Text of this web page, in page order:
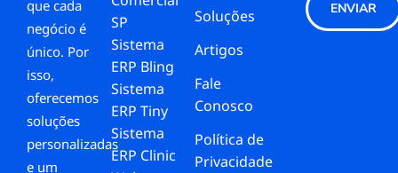
que cada
negócio é
único. Por
isso,
oferecemos
soluções
personalizadas
e um
SP
Sistema
ERP Bling
Sistema
ERP Tiny
Sistema
ERP Clinic
Soluções
Artigos
Fale
Conosco
Política de
Privacidade
ENVIAR